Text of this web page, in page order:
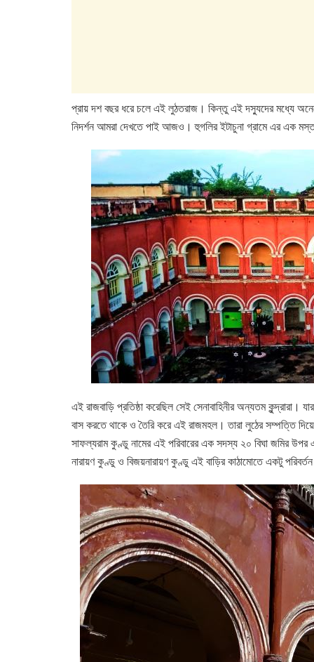
প্রায় দশ বছর ধরে চলে এই লুঠতরাজ। কিন্তু এই দস্যুদের মধ্যে
নিদর্শন আমরা দেখতে পাই আজও। হুগলির ইটাচুনা গ্রামে এর এক
এই রাজবাড়ি প্রতিষ্ঠা করেছিল সেই সেনাবাহিনীর অন্যতম কুন্দ্রারা।
বাস করতে থাকে ও তৈরি করে এই রাজমহল। তারা লুঠের সম্পত্তি দিয়ে
সাফল্যরাম কুণ্ডু নামের এই পরিবারের এক সদস্য ২০ বিঘা জমির
নারায়ণ কুণ্ডু ও বিজয়নারায়ণ কুণ্ডু এই বাড়ির কাঠামোতে একটু